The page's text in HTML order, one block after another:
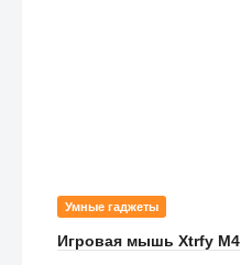
Умные гаджеты
Игровая мышь Xtrfy M4